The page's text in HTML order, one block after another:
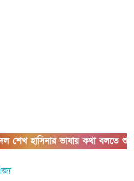
হাসিনার ভাষায় কথা বলতে শুরু